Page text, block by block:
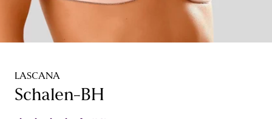
LASCANA
Schalen-BH